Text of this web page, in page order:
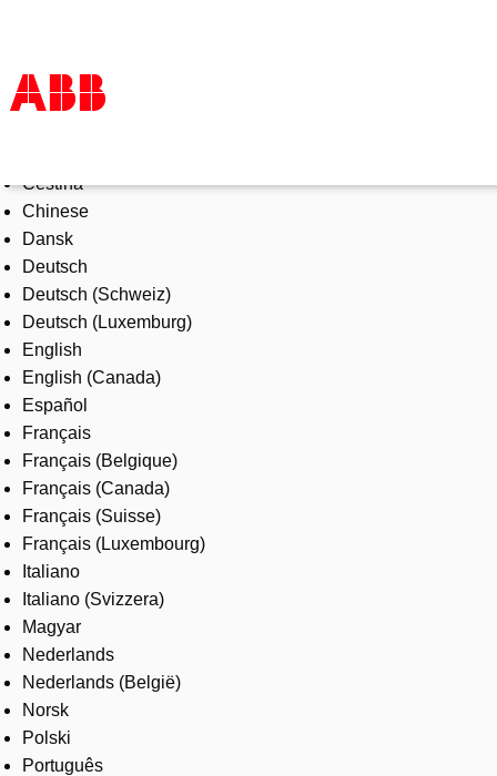
Products & Solutions
Industries
Services
About us
Where to buy
Contact us
Careers
Čeština
Chinese
Dansk
Deutsch
Deutsch (Schweiz)
Deutsch (Luxemburg)
English
English (Canada)
Español
Français
Français (Belgique)
Français (Canada)
Français (Suisse)
Français (Luxembourg)
Italiano
Italiano (Svizzera)
Magyar
Nederlands
Nederlands (België)
Norsk
Polski
Português